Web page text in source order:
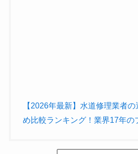
【2026年最新】水道修理業者
め比較ランキング！業界17年の